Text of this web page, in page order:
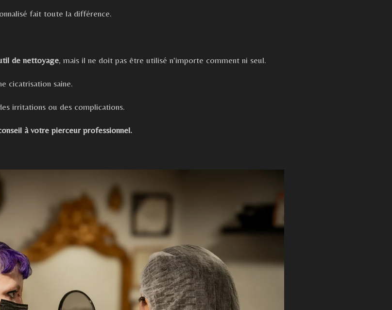
fait toute la différence.
de nettoyage, mais il ne doit pas être utilisé n'importe comment ni seul.
cicatrisation saine.
irritations ou des complications.
à votre pierceur professionnel.